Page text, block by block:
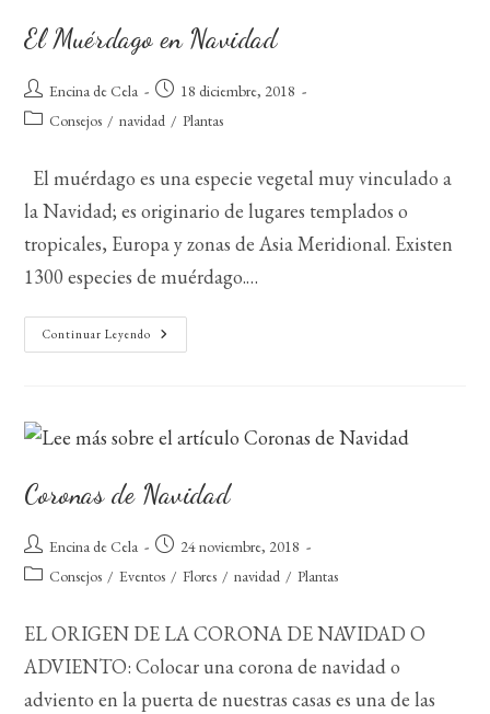
El Muérdago en Navidad
Autor
de
Encina de Cela
Publicación
de
18 diciembre, 2018
Categoría
entrada:
Consejos / navidad / Plantas
El muérdago es una especie vegetal muy vinculado a
la Navidad; es originario de lugares templados o
tropicales, Europa y zonas de Asia Meridional. Existen
1300 especies de muérdago.…
Continuar Leyendo El
Muérdago
Coronas de Navidad
Autor
de
Encina de Cela
Publicación
24 noviembre, 2018
Categoría
entrada:
Consejos / Eventos / Flores / navidad / Plantas
EL ORIGEN DE LA CORONA DE NAVIDAD O
ADVIENTO: Colocar una corona de navidad o
adviento en la puerta de nuestras casas es una de las